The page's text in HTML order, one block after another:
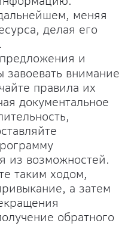
меняя
делая его
и
завоевать внимание
правила их
документальное
из возможностей.
таким ходом,
а затем
обратного